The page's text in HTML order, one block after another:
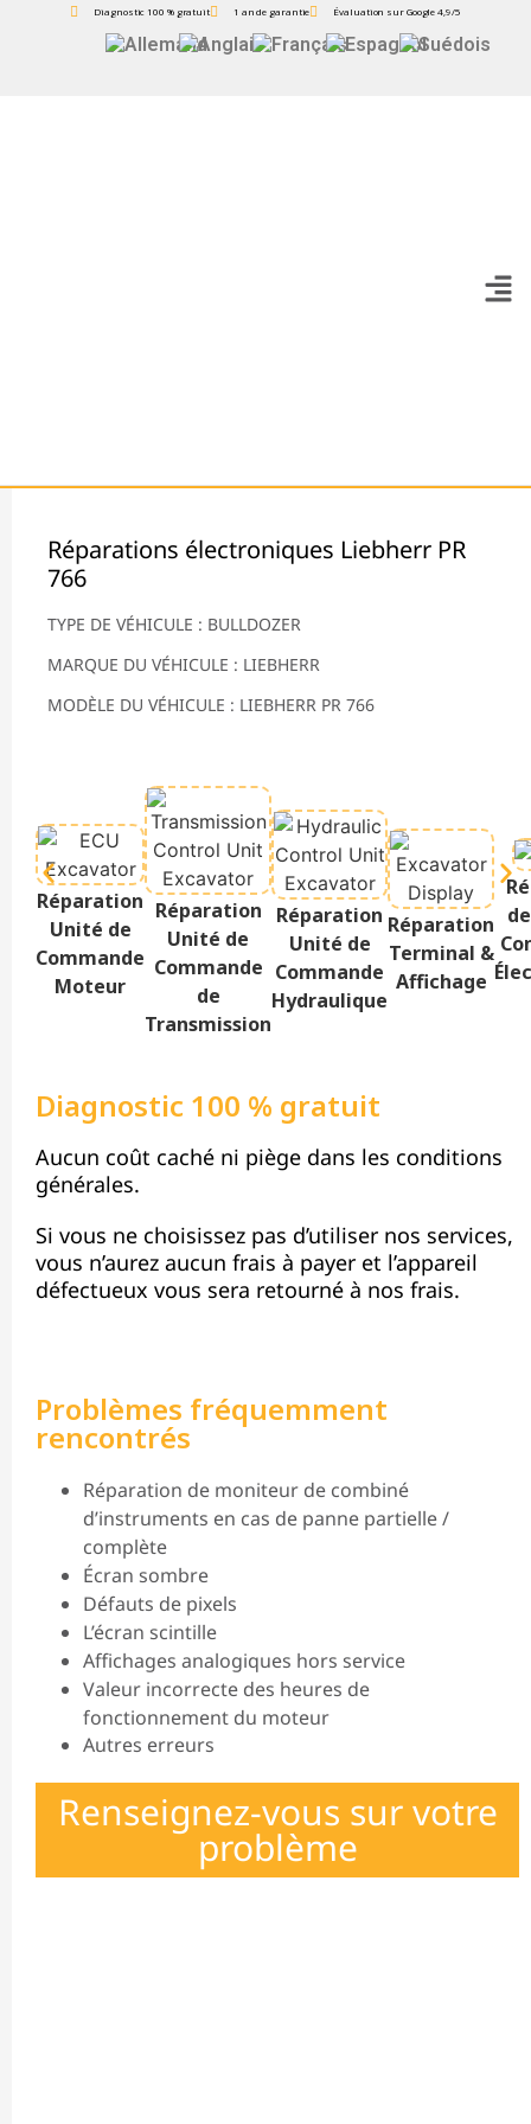
Diagnostic 100 % gratuit 1 an de garantie Évaluation sur Google 4,9/5
Réparations électroniques Liebherr PR
766
TYPE DE VÉHICULE : BULLDOZER
MARQUE DU VÉHICULE : LIEBHERR
MODÈLE DU VÉHICULE : LIEBHERR PR 766
Réparation
Unité de
Commande
Moteur
Réparation
Unité de
Commande
de
Transmission
Réparation
Unité de
Commande
Hydraulique
Réparation
Terminal &
Affichage
Diagnostic 100 % gratuit
Aucun coût caché ni piège dans les conditions
générales.
Si vous ne choisissez pas d’utiliser nos services,
vous n’aurez aucun frais à payer et l’appareil
défectueux vous sera retourné à nos frais.
Problèmes fréquemment
rencontrés
Réparation de moniteur de combiné
d’instruments en cas de panne partielle /
complète
Écran sombre
Défauts de pixels
L’écran scintille
Affichages analogiques hors service
Valeur incorrecte des heures de
fonctionnement du moteur
Autres erreurs
Renseignez-vous sur votre
problème